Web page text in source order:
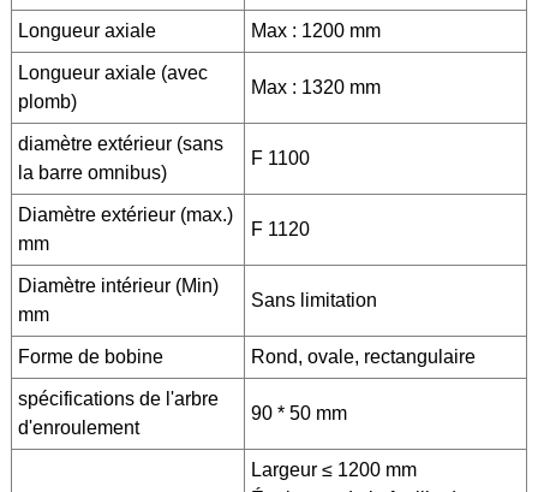
Longueur axiale Max : 1200 mm
Longueur axiale (avec
plomb)
Max : 1320 mm
diamètre extérieur (sans
la barre omnibus)
F 1100
Diamètre extérieur (max.)
mm
F 1120
Diamètre intérieur (Min)
mm
Sans limitation
Forme de bobine Rond, ovale, rectangulaire
spécifications de l'arbre
d'enroulement
90 * 50 mm
Largeur ≤ 1200 mm